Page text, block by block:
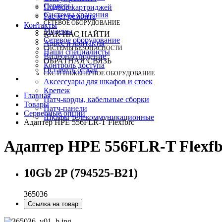
Серверы
Системы хранения
СЕТЕВОЕ ОБОРУДОВАНИЕ
Модемы
Сетевое оборудование
СИСТЕМЫ БЕЗОПАСНОСТИ
Видеонаблюдение
Контроль доступа
СКС И ИНЖЕНЕРНОЕ ОБОРУДОВАНИЕ
Аксессуары для шкафов и стоек
Крепеж
Патч-корды, кабельные сборки
Патч-панели
Шкафы телекоммуникационные
Подбор картриджей
Расчет ремонта
Контакты
КАК НАС НАЙТИ
Адрес и контакты
Наши специалисты
ОБРАТНАЯ СВЯЗЬ
Оставить отзыв
Главная
Товары
Серверные опции
Адаптер HPE 556FLR-T Flexfbrc
Адаптер HPE 556FLR-T
10Gb 2P (794525-B21)
365036
Ссылка на товар